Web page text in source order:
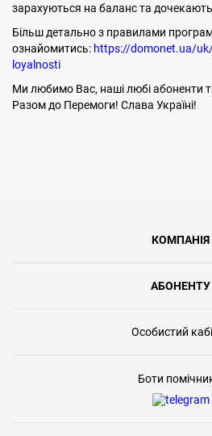
зарахуються на баланс та
Більш детально з правилами
ознайомитись: https://domonet.ua/
loyalnosti
Ми любимо Вас, наші любі абоненти
Разом до Перемоги! Слава Україні!
КОМПАНІЯ
АБОНЕНТУ
Особистий
Боти